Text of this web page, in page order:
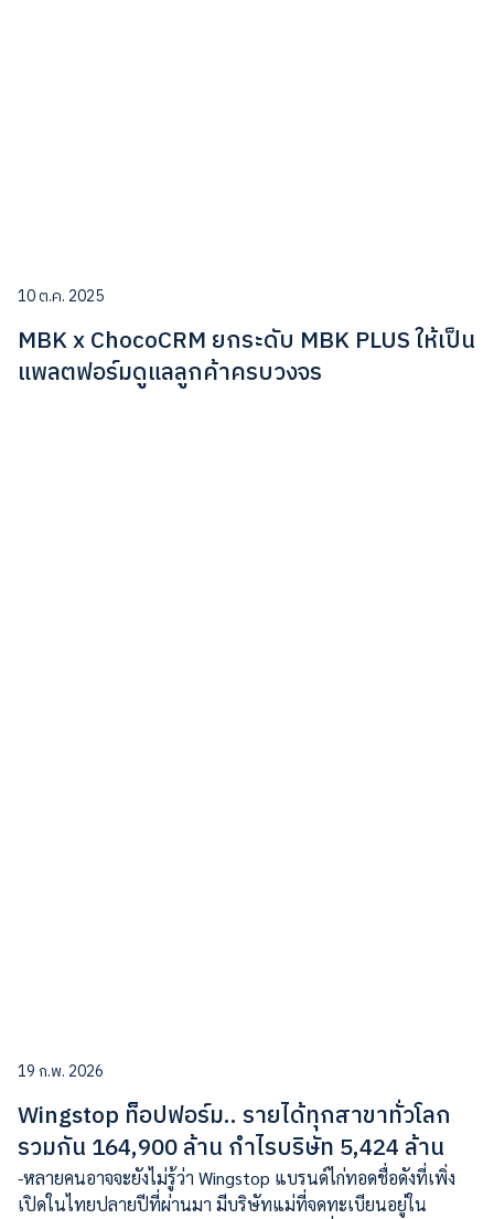
10 ต.ค. 2025
MBK x ChocoCRM ยกระดับ MBK PLUS ให้เป็น
แพลตฟอร์มดูแลลูกค้าครบวงจร
19 ก.พ. 2026
Wingstop ท็อปฟอร์ม.. รายได้ทุกสาขาทั่วโลก
รวมกัน 164,900 ล้าน กำไรบริษัท 5,424 ล้าน
-หลายคนอาจจะยังไม่รู้ว่า Wingstop แบรนด์ไก่ทอดชื่อดังที่เพิ่ง
เปิดในไทยปลายปีที่ผ่านมา มีบริษัทแม่ที่จดทะเบียนอยู่ใน